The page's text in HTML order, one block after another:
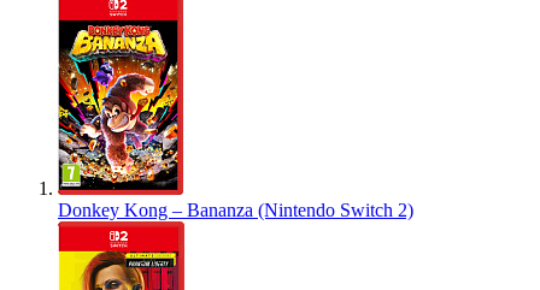
Donkey Kong – Bananza (Nintendo Switch 2)